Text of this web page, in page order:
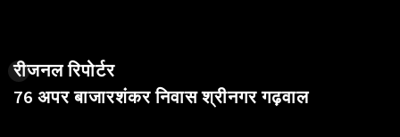
रीजनल रिपोर्टर
76 अपर बाजारशंकर निवास श्रीनगर गढ़वाल